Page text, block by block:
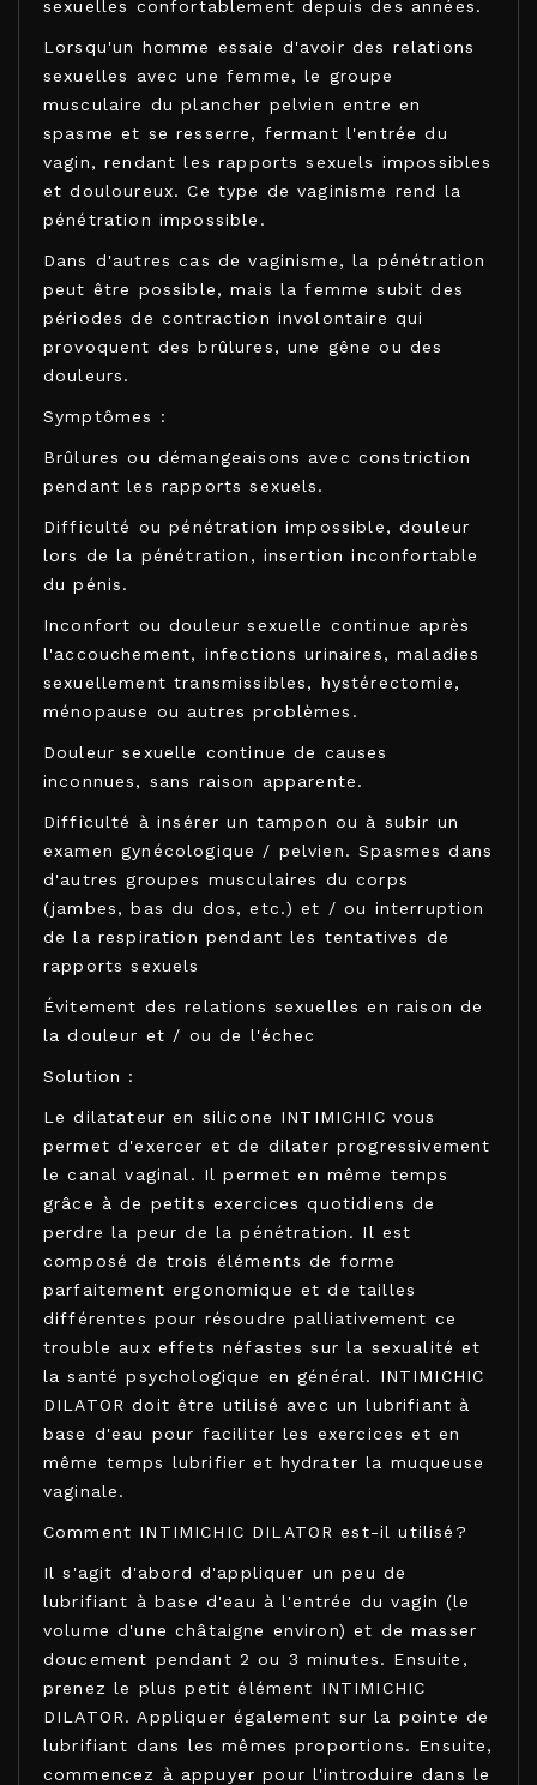
sexuelles confortablement depuis des années.
Lorsqu'un homme essaie d'avoir des relations
sexuelles avec une femme, le groupe
musculaire du plancher pelvien entre en
spasme et se resserre, fermant l'entrée du
vagin, rendant les rapports sexuels impossibles
et douloureux. Ce type de vaginisme rend la
pénétration impossible.
Dans d'autres cas de vaginisme, la pénétration
peut être possible, mais la femme subit des
périodes de contraction involontaire qui
provoquent des brûlures, une gêne ou des
douleurs.
Symptômes :
Brûlures ou démangeaisons avec constriction
pendant les rapports sexuels.
Difficulté ou pénétration impossible, douleur
lors de la pénétration, insertion inconfortable
du pénis.
Inconfort ou douleur sexuelle continue après
l'accouchement, infections urinaires, maladies
sexuellement transmissibles, hystérectomie,
ménopause ou autres problèmes.
Douleur sexuelle continue de causes
inconnues, sans raison apparente.
Difficulté à insérer un tampon ou à subir un
examen gynécologique / pelvien. Spasmes dans
d'autres groupes musculaires du corps
(jambes, bas du dos, etc.) et / ou interruption
de la respiration pendant les tentatives de
rapports sexuels
Évitement des relations sexuelles en raison de
la douleur et / ou de l'échec
Solution :
Le dilatateur en silicone INTIMICHIC vous
permet d'exercer et de dilater progressivement
le canal vaginal. Il permet en même temps
grâce à de petits exercices quotidiens de
perdre la peur de la pénétration. Il est
composé de trois éléments de forme
parfaitement ergonomique et de tailles
différentes pour résoudre palliativement ce
trouble aux effets néfastes sur la sexualité et
la santé psychologique en général. INTIMICHIC
DILATOR doit être utilisé avec un lubrifiant à
base d'eau pour faciliter les exercices et en
même temps lubrifier et hydrater la muqueuse
vaginale.
Comment INTIMICHIC DILATOR est-il utilisé?
Il s'agit d'abord d'appliquer un peu de
lubrifiant à base d'eau à l'entrée du vagin (le
volume d'une châtaigne environ) et de masser
doucement pendant 2 ou 3 minutes. Ensuite,
prenez le plus petit élément INTIMICHIC
DILATOR. Appliquer également sur la pointe de
lubrifiant dans les mêmes proportions. Ensuite,
commencez à appuyer pour l'introduire dans le